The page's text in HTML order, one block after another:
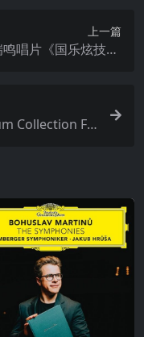
上一篇
唱片《国乐炫技XR
Collection FL